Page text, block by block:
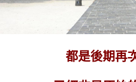
都是後期再